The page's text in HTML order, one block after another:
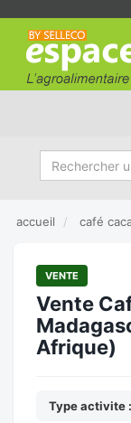
accueil café
VENTE
Vente
Afrique)
Type activite :